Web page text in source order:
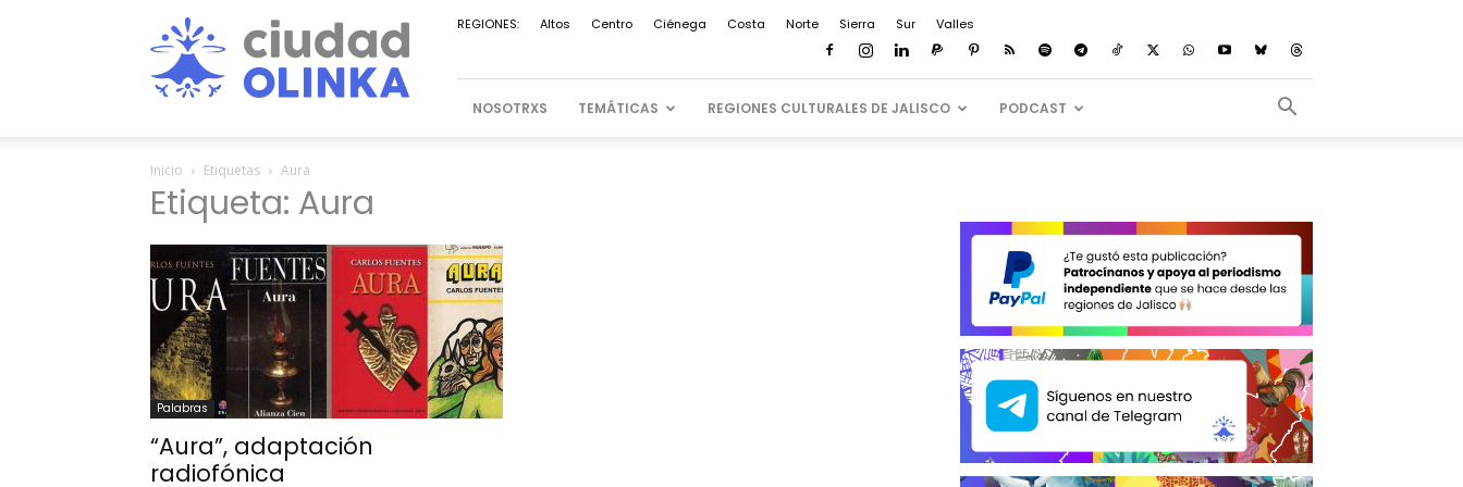
Ciudad
Olinka
REGIONES: Altos Centro Ciénega Costa Norte Sierra Sur Valles
NOSOTRXS TEMÁTICAS REGIONES CULTURALES DE JALISCO PODCAST
Inicio Etiquetas Aura
Etiqueta: Aura
Palabras
“Aura”, adaptación
radiofónica